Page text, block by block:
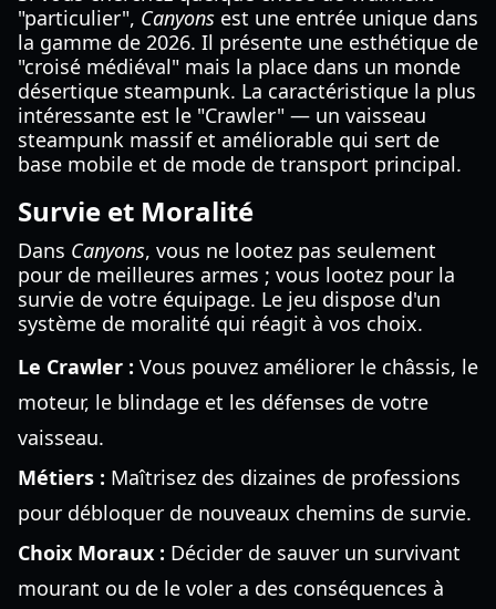
"particulier", Canyons est une entrée unique dans
la gamme de 2026. Il présente une esthétique de
"croisé médiéval" mais la place dans un monde
désertique steampunk. La caractéristique la plus
intéressante est le "Crawler" — un vaisseau
steampunk massif et améliorable qui sert de
base mobile et de mode de transport principal.
Survie et Moralité
Dans Canyons, vous ne lootez pas seulement
pour de meilleures armes ; vous lootez pour la
survie de votre équipage. Le jeu dispose d'un
système de moralité qui réagit à vos choix.
Le Crawler : Vous pouvez améliorer le châssis, le
moteur, le blindage et les défenses de votre
vaisseau.
Métiers : Maîtrisez des dizaines de professions
pour débloquer de nouveaux chemins de survie.
Choix Moraux : Décider de sauver un survivant
mourant ou de le voler a des conséquences à